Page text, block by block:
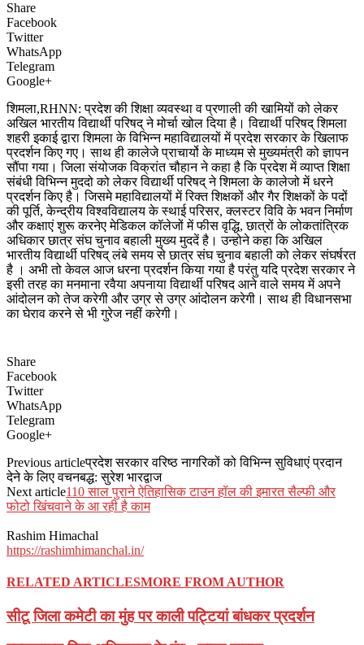
Share
Facebook
Twitter
WhatsApp
Telegram
Google+
शिमला,RHNN: प्रदेश की शिक्षा व्यवस्था व प्रणाली की खामियों को लेकर
अखिल भारतीय विद्यार्थी परिषद् ने मोर्चा खोल दिया है। विद्यार्थी परिषद् शिमला
शहरी इकाई द्वारा शिमला के विभिन्न महाविद्यालयों में प्रदेश सरकार के खिलाफ
प्रदर्शन किए गए। साथ ही कालेजे प्राचार्यो के माध्यम से मुख्यमंत्री को ज्ञापन
सौंपा गया। जिला संयोजक विक्रांत चौहान ने कहा है कि प्रदेश में व्याप्त शिक्षा
संबंधी विभिन्न मुददो को लेकर विद्यार्थी परिषद् ने शिमला के कालेजो में धरने
प्रदर्शन किए है। जिसमे महाविद्यालयों में रिक्त शिक्षकों और गैर शिक्षकों के पदों
की पूर्ति, केन्द्रीय विश्वविद्यालय के स्थाई परिसर, क्लस्टर विवि के भवन निर्माण
और कक्षाएं शुरू करनेए मेडिकल कॉलेजों में फीस वृद्धि, छात्रों के लोकतांत्रिक
अधिकार छात्र संघ चुनाव बहाली मुख्य मुददें है। उन्होने कहा कि अखिल
भारतीय विद्यार्थी परिषद् लंबे समय से छात्र संघ चुनाव बहाली को लेकर संघर्षरत
है । अभी तो केवल आज धरना प्रदर्शन किया गया है परंतु यदि प्रदेश सरकार ने
इसी तरह का मनमाना रवैया अपनाया विद्यार्थी परिषद आने वाले समय में अपने
आंदोलन को तेज करेगी और उग्र से उग्र आंदोलन करेगी। साथ ही विधानसभा
का घेराव करने से भी गुरेज नहीं करेगी।
Share
Facebook
Twitter
WhatsApp
Telegram
Google+
Previous articleप्रदेश सरकार वरिष्ठ नागरिकों को विभिन्न सुविधाएं प्रदान
देने के लिए वचनबद्ध: सुरेश भारद्वाज
Next article110 साल पुराने ऐतिहासिक टाउन हॉल की इमारत सैल्फी और
फोटो खिंचवाने के आ रही है काम
Rashim Himachal
https://rashimhimanchal.in/
RELATED ARTICLESMORE FROM AUTHOR
सीटू जिला कमेटी का मुंह पर काली पट्टियां बांधकर प्रदर्शन